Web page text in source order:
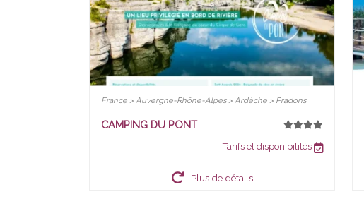
France > Auvergne-Rhône-Alpes > Ardèche > Pradons
CAMPING DU PONT
Tarifs et disponibilités
Plus de détails